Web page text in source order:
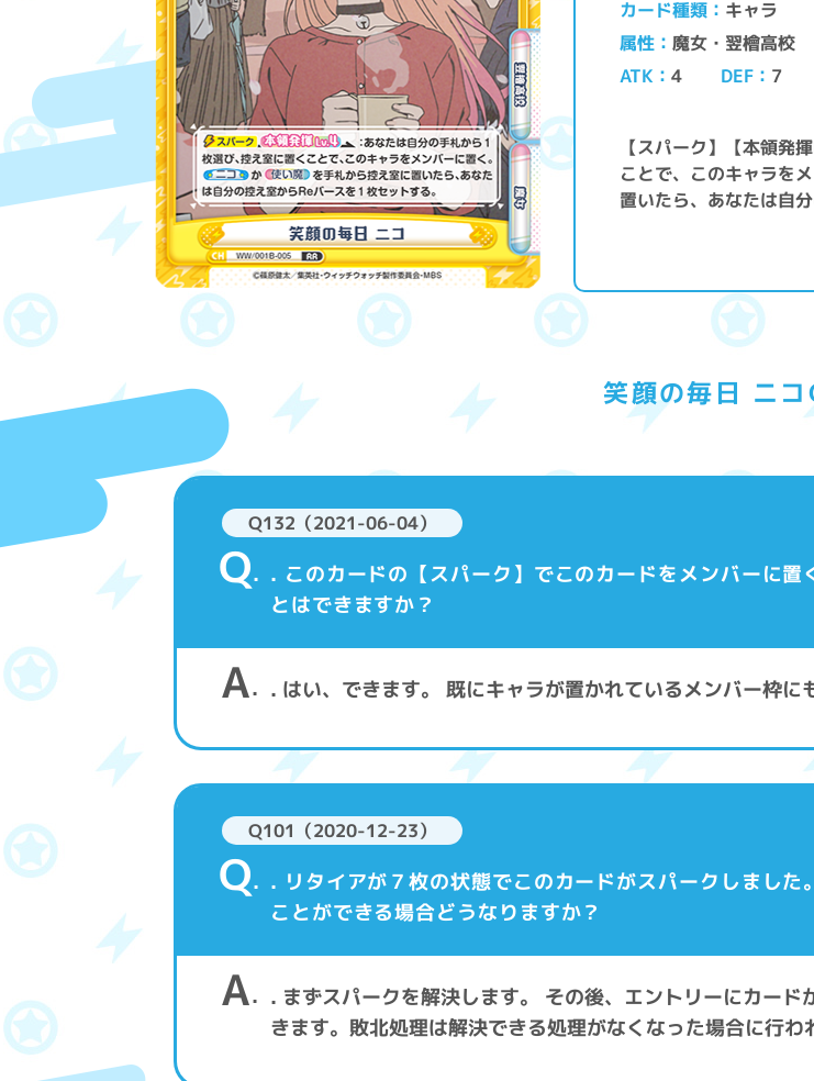
カード種類 キャラ
属性 魔女・翌檜高校
ATK 4 DEF 7
【スパーク】【本領発
ことで、このキャラを
置いたら、あなたは自
笑顔の毎日 ニ
Q132（2021-06-04）
Q . このカードの【スパーク】でこのカードをメンバーに
とはできますか？
A . はい、できます。 既にキャラが置かれているメンバー枠に
Q101（2020-12-23）
Q . リタイアが７枚の状態でこのカードがスパークしまし
ことができる場合どうなりますか？
A . まずスパークを解決します。 その後、エントリーにカー
きます。敗北処理は解決できる処理がなくなった場合に行わ